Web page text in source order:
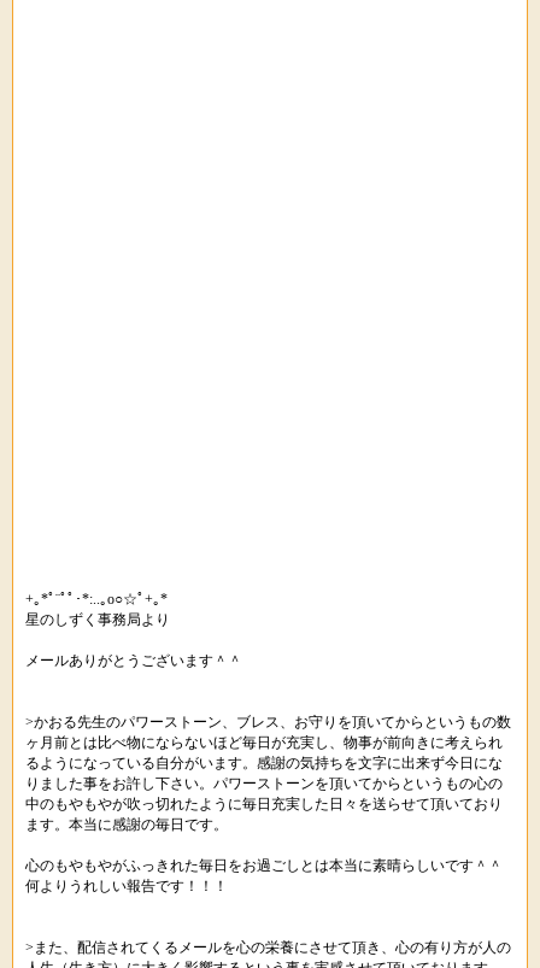
+｡*ﾟ¨ﾟﾟ･*:..｡o○☆ﾟ+｡*
星のしずく事務局より
メールありがとうございます＾＾
>かおる先生のパワーストーン、ブレス、お守りを頂いてからというもの数
ヶ月前とは比べ物にならないほど毎日が充実し、物事が前向きに考えられ
るようになっている自分がいます。感謝の気持ちを文字に出来ず今日にな
りました事をお許し下さい。パワーストーンを頂いてからというもの心の
中のもやもやが吹っ切れたように毎日充実した日々を送らせて頂いており
ます。本当に感謝の毎日です。
心のもやもやがふっきれた毎日をお過ごしとは本当に素晴らしいです＾＾
何よりうれしい報告です！！！
>また、配信されてくるメールを心の栄養にさせて頂き、心の有り方が人の